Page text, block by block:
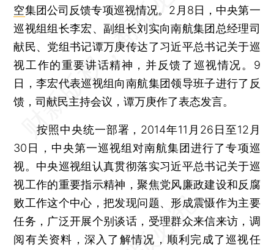
空集团公司反馈专项巡视情况。2月8日，中央第一
巡视组组长李宏、副组长刘实向南航集团总经理司
献民、党组书记谭万庚传达了习近平总书记关于巡
视工作的重要讲话精神，并反馈了巡视情况。9
日，李宏代表巡视组向南航集团领导班子进行了反
馈，司献民主持会议，谭万庚作了表态发言。
按照中央统一部署，2014年11月26日至12月
30日，中央第一巡视组对南航集团进行了专项巡
视。中央巡视组认真贯彻落实习近平总书记关于巡
视工作的重要指示精神，聚焦党风廉政建设和反腐
败工作这个中心，把发现问题、形成震慑作为主要
任务，广泛开展个别谈话，受理群众来信来访，调
阅有关资料，深入了解情况，顺利完成了巡视任